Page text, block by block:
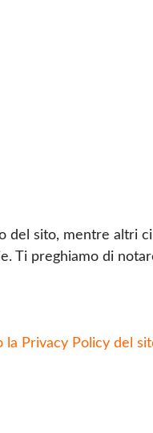
sito, mentre altri
Ti preghiamo di
la Privacy Policy del